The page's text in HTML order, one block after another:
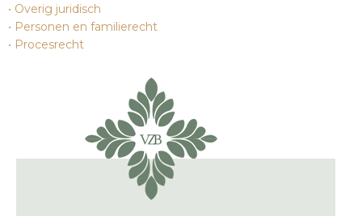
Overig juridisch
Personen en familierecht
Procesrecht